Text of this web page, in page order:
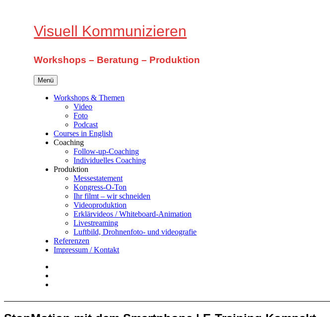
Visuell Kommunizieren
Workshops – Beratung – Produktion
Menü
Workshops & Themen
Video
Foto
Podcast
Courses in English
Coaching
Follow-up-Coaching
Individuelles Coaching
Produktion
Messestatement
Kongress-O-Ton
Ihr filmt – wir schneiden
Videoproduktion
Erklärvideos / Whiteboard-Animation
Livestreaming
Luftbild, Drohnenfoto- und videografie
Referenzen
Impressum / Kontakt